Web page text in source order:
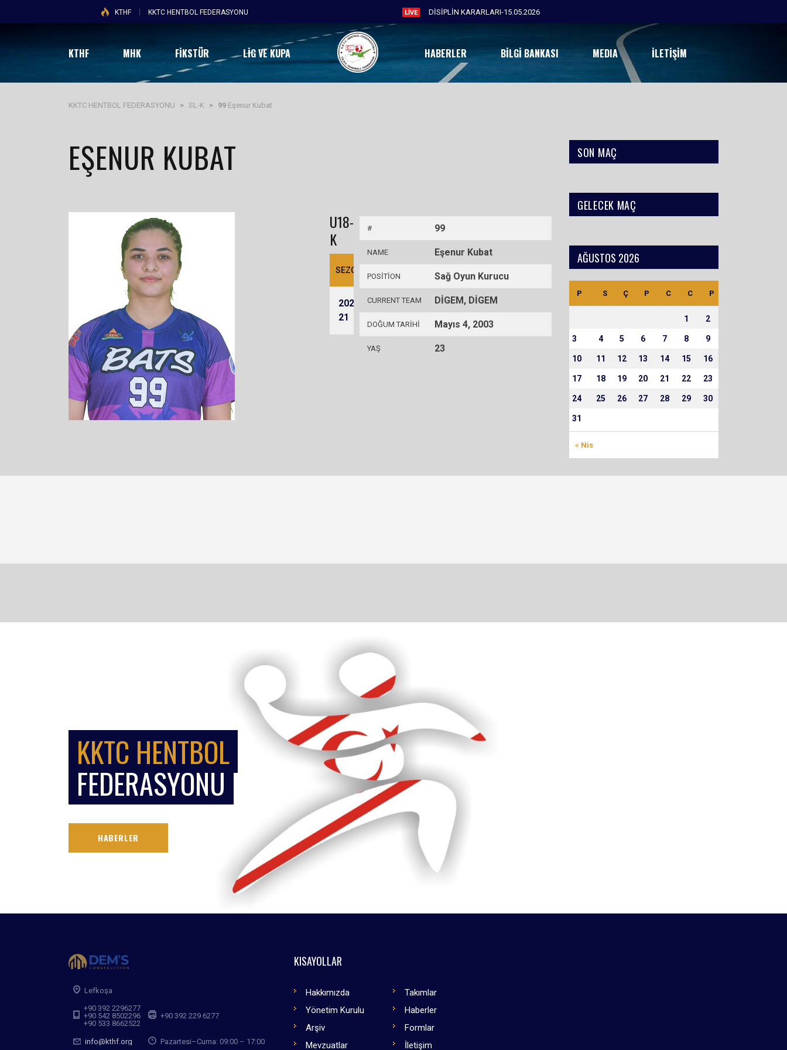
KTHF KKTC HENTBOL FEDERASYONU LIVE DİSİPLİN KARARLARI-15.05.2026
KTHF MHK FİKSTÜR LIG VE KUPA HABERLER BILGI BANKASI MEDIA İLETIŞIM
KKTC HENTBOL FEDERASYONU > SL-K > 99 Eşenur Kubat
EŞENUR KUBAT
# 99
NAME Eşenur Kubat
POSITION Sağ Oyun Kurucu
CURRENT TEAM DİGEM, DİGEM
DOĞUM TARIHI Mayıs 4, 2003
YAŞ 23
U18-
K
SEZON TAKIM HF AS 2’ SK KK OY
2020-
21
DİGEM 20 12 11 1 3 0 0 4 0
SON MAÇ
GELECEK MAÇ
AĞUSTOS 2026
P S Ç P C C P
« Nis
1 2
3 4 5 6 7 8 9
10 11 12 13 14 15 16
17 18 19 20 21 22 23
24 25 26 27 28 29 30
31
KKTC HENTBOL
FEDERASYONU
HABERLER
Lefkoşa
+90 392 2296277
+90 542 8502296
+90 533 8662522
+90 392 229 6277
info@kthf.org Pazartesi–Cuma: 09:00 – 17:00
KISAYOLLAR
Hakkımızda
Takımlar
Yönetim Kurulu
Haberler
Arşiv
Formlar
Mevzuatlar
İletişim